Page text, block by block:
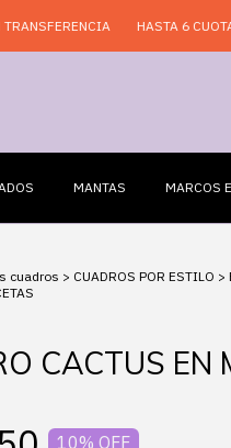
HASTA 6 CUOTAS SIN
MANTAS MARCOS
cuadros > CUADROS POR ESTILO >
CACTUS EN
10% OFF